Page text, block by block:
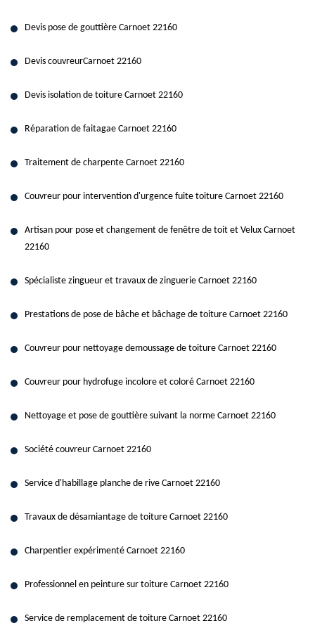
Devis pose de gouttière Carnoet 22160
Devis couvreurCarnoet 22160
Devis isolation de toiture Carnoet 22160
Réparation de faitagae Carnoet 22160
Traitement de charpente Carnoet 22160
Couvreur pour intervention d'urgence fuite toiture Carnoet 22160
Artisan pour pose et changement de fenêtre de toit et Velux Carnoet
22160
Spécialiste zingueur et travaux de zinguerie Carnoet 22160
Prestations de pose de bâche et bâchage de toiture Carnoet 22160
Couvreur pour nettoyage demoussage de toiture Carnoet 22160
Couvreur pour hydrofuge incolore et coloré Carnoet 22160
Nettoyage et pose de gouttière suivant la norme Carnoet 22160
Société couvreur Carnoet 22160
Service d'habillage planche de rive Carnoet 22160
Travaux de désamiantage de toiture Carnoet 22160
Charpentier expérimenté Carnoet 22160
Professionnel en peinture sur toiture Carnoet 22160
Service de remplacement de toiture Carnoet 22160